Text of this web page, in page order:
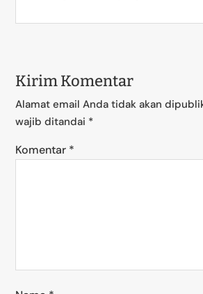
Kirim Komentar
Alamat email Anda tidak akan
wajib ditandai *
Komentar *